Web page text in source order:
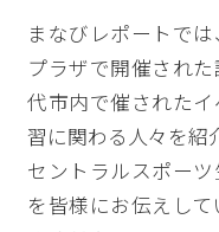
まなびレポートで
プラザで開催され
代市内で催された
習に関わる人々を紹
セントラルスポー
を皆様にお伝えし